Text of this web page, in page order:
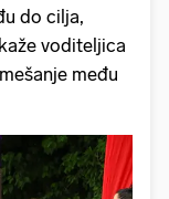
do cilja,
voditeljica
među